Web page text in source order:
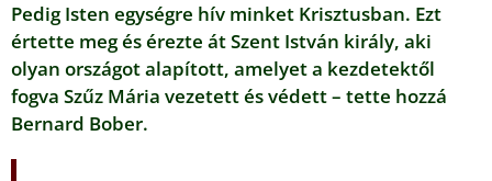
Pedig Isten egységre hív minket Krisztusban. Ezt
értette meg és érezte át Szent István király, aki
olyan országot alapított, amelyet a kezdetektől
fogva Szűz Mária vezetett és védett – tette hozzá
Bernard Bober.